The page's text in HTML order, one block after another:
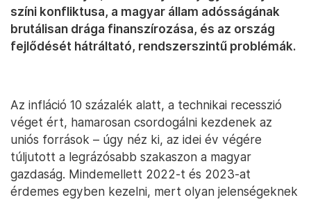
színi konfliktusa, a magyar állam adósságának
brutálisan drága finanszírozása, és az ország
fejlődését hátráltató, rendszerszintű problémák.
Az infláció 10 százalék alatt, a technikai recesszió
véget ért, hamarosan csordogálni kezdenek az
uniós források – úgy néz ki, az idei év végére
túljutott a legrázósabb szakaszon a magyar
gazdaság. Mindemellett 2022-t és 2023-at
érdemes egyben kezelni, mert olyan jelenségeknek